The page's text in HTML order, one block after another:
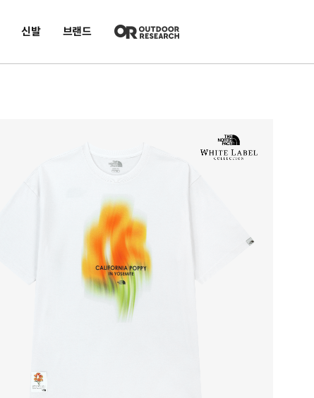
신발 브랜드